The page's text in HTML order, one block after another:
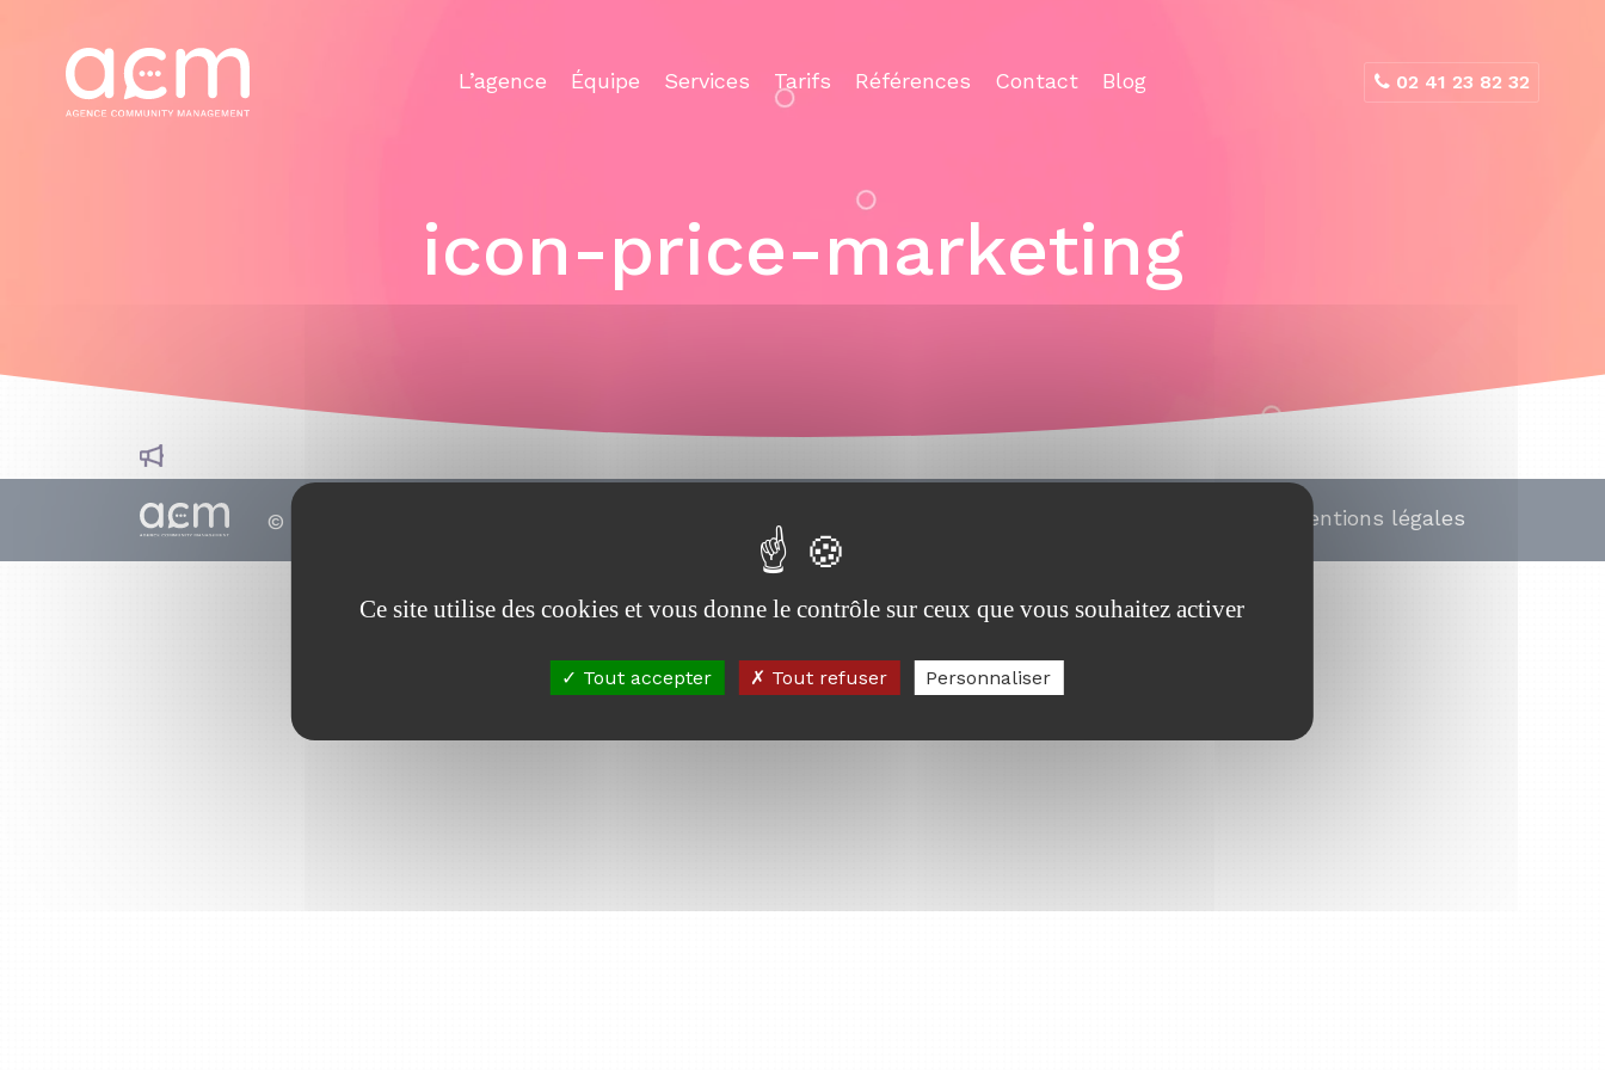
02 41 23 82 32
L’agence Équipe Services Tarifs Références Contact Blog
icon-price-marketing
© 2010 - 2026 Mentions légales
Ce site utilise des cookies et vous donne le contrôle sur ceux que vous souhaitez activer
Tout accepter Tout refuser Personnaliser